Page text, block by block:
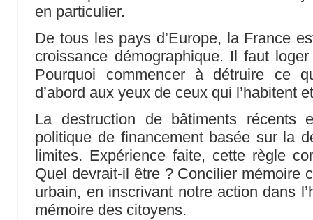
en particulier.
De tous les pays d’Europe, la France
croissance démographique. Il faut
Pourquoi commencer à détruire ce
d’abord aux yeux de ceux qui l’habitent
La destruction de bâtiments récents
politique de financement basée sur la
limites. Expérience faite, cette règle
Quel devrait-il être ? Concilier mémoire
urbain, en inscrivant notre action dans
mémoire des citoyens.